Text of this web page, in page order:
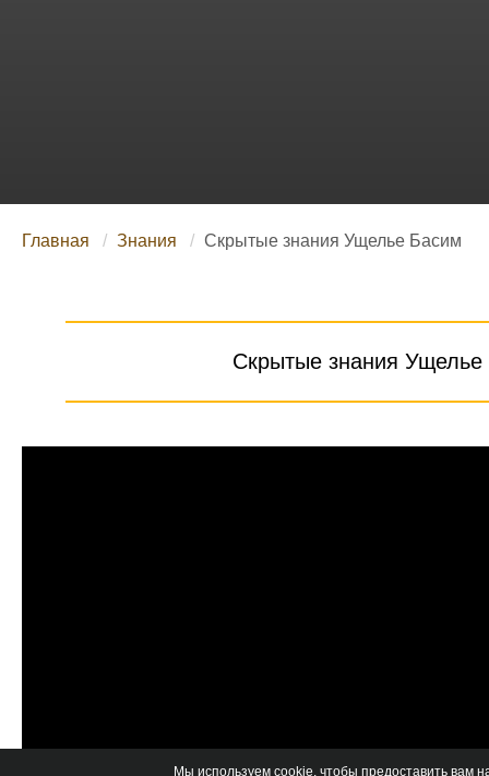
Главная Знания Скрытые знания Ущелье Басим
Скрытые знания
Мы используем cookie, чтобы предоставить вам